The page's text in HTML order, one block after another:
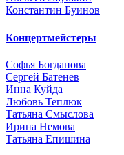
Константин Буинов
Концертмейстеры
Софья Богданова
Сергей Батенев
Инна Куйда
Любовь Теплюк
Татьяна Смыслова
Ирина Немова
Татьяна Епишина